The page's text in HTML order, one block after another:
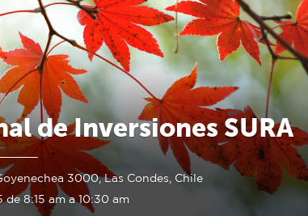
de Inversiones SURA
3000, Las Condes, Chile
de 8:15 am a 10:30 am